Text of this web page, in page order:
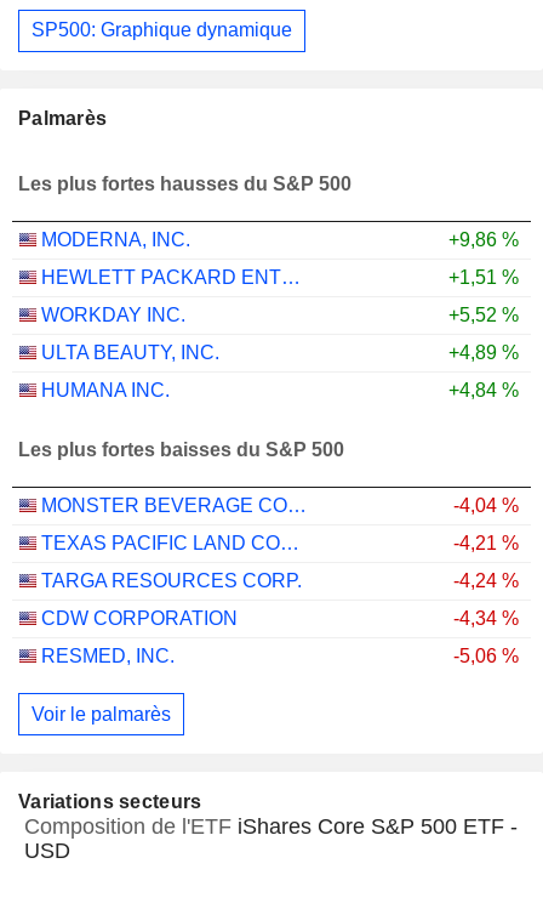
SP500: Graphique dynamique
Palmarès
Les plus fortes hausses du S&P 500
MODERNA, INC.
+9,86 %
HEWLETT PACKARD ENTERPRISE COMPANY
+1,51 %
WORKDAY INC.
+5,52 %
ULTA BEAUTY, INC.
+4,89 %
HUMANA INC.
+4,84 %
Les plus fortes baisses du S&P 500
MONSTER BEVERAGE CORPORATION
-4,04 %
TEXAS PACIFIC LAND CORPORATION
-4,21 %
TARGA RESOURCES CORP.
-4,24 %
CDW CORPORATION
-4,34 %
RESMED, INC.
-5,06 %
Voir le palmarès
Variations secteurs
Composition de l'ETF iShares Core S&P 500 ETF -
USD